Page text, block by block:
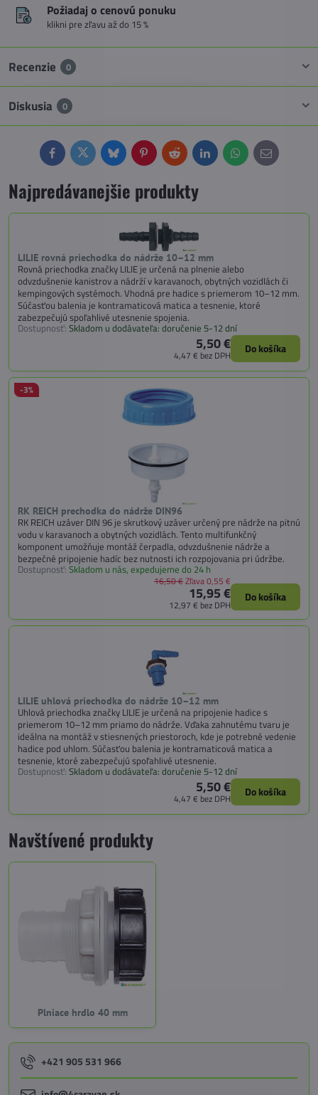
Požiadaj o cenovú ponuku
klikni pre zľavu až do 15 %
Recenzie 0
Diskusia 0
FacebookTwitterBlueskyPinterestReddit LinkedInWhatsApp
E-
mail
Najpredávanejšie produkty
LILIE rovná priechodka do nádrže 10–12 mm
Rovná priechodka značky LILIE je určená na plnenie alebo
odvzdušnenie kanistrov a nádrží v karavanoch, obytných vozidlách či
kempingových systémoch. Vhodná pre hadice s priemerom 10–12 mm.
Súčasťou balenia je kontramaticová matica a tesnenie, ktoré
zabezpečujú spoľahlivé utesnenie spojenia.
Dostupnosť: Skladom u dodávateľa: doručenie 5-12 dní
5,50 €
4,47 € bez DPH Do košíka
RK REICH prechodka do nádrže DIN96
-3%
RK REICH uzáver DIN 96 je skrutkový uzáver určený pre nádrže na pitnú
vodu v karavanoch a obytných vozidlách. Tento multifunkčný
komponent umožňuje montáž čerpadla, odvzdušnenie nádrže a
bezpečné pripojenie hadíc bez nutnosti ich rozpojovania pri údržbe.
Dostupnosť: Skladom u nás, expedujeme do 24 h
15,95 €
12,97 € bez DPH
16,50 €Zľava 0,55 €
Do košíka
LILIE uhlová priechodka do nádrže 10–12 mm
Uhlová priechodka značky LILIE je určená na pripojenie hadice s
priemerom 10–12 mm priamo do nádrže. Vďaka zahnutému tvaru je
ideálna na montáž v stiesnených priestoroch, kde je potrebné vedenie
hadice pod uhlom. Súčasťou balenia je kontramaticová matica a
tesnenie, ktoré zabezpečujú spoľahlivé utesnenie.
Dostupnosť: Skladom u dodávateľa: doručenie 5-12 dní
5,50 €
4,47 € bez DPH Do košíka
Navštívené produkty
Plniace hrdlo 40 mm
+421 905 531 966